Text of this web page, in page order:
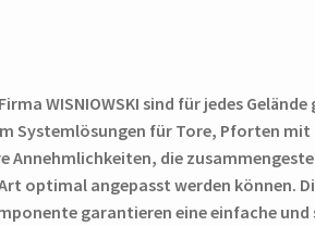
WISNIOWSKI sind für jedes Gelände
Systemlösungen für Tore, Pforten mit
Annehmlichkeiten, die
optimal angepasst werden können.
garantieren eine einfache und